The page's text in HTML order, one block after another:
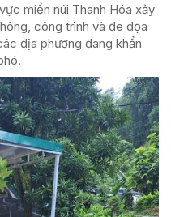
miền núi Thanh Hóa xảy
công trình và đe dọa
địa phương đang khẩn